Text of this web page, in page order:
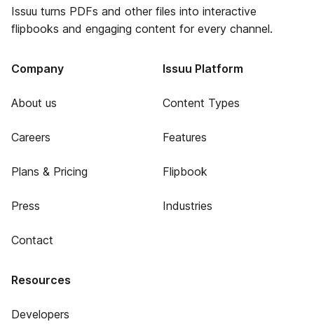
Issuu turns PDFs and other files into interactive
flipbooks and engaging content for every channel.
Company
About us
Careers
Plans & Pricing
Press
Contact
Issuu Platform
Content Types
Features
Flipbook
Industries
Resources
Developers